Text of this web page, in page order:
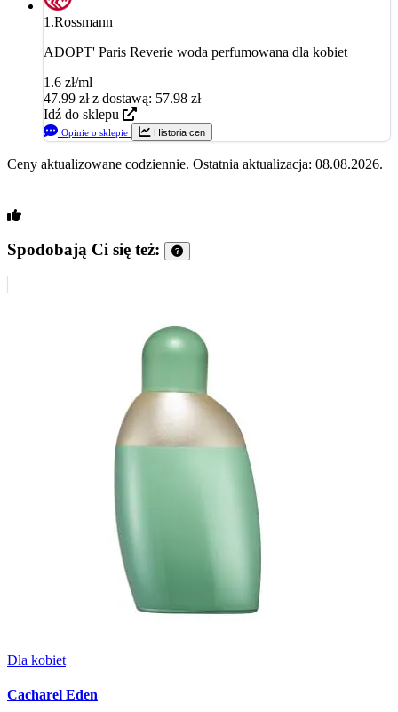
1.Rossmann
ADOPT' Paris Reverie woda perfumowana dla kobiet
1.6 zł/ml
47.99 zł z dostawą: 57.98 zł
Idź do sklepu
Opinie o sklepie Historia cen
Ceny aktualizowane codziennie. Ostatnia aktualizacja: 08.08.2026.
Spodobają Ci się też:
Dla kobiet
Cacharel Eden